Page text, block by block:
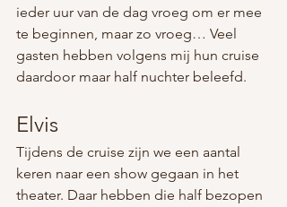
ieder uur van de dag vroeg om er mee
te beginnen, maar zo vroeg… Veel
gasten hebben volgens mij hun cruise
daardoor maar half nuchter beleefd.
Elvis
Tijdens de cruise zijn we een aantal
keren naar een show gegaan in het
theater. Daar hebben die half bezopen